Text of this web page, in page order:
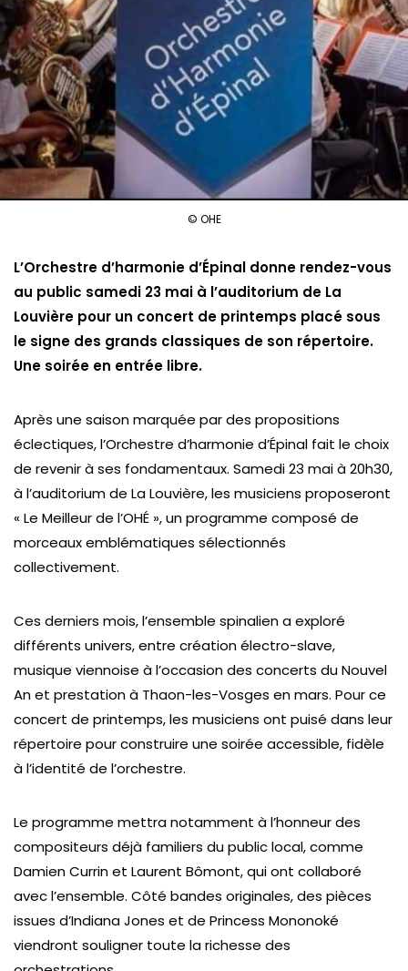
© OHE
L’Orchestre d’harmonie d’Épinal donne rendez-vous
au public samedi 23 mai à l’auditorium de La
Louvière pour un concert de printemps placé sous
le signe des grands classiques de son répertoire.
Une soirée en entrée libre.
Après une saison marquée par des propositions
éclectiques, l’Orchestre d’harmonie d’Épinal fait le choix
de revenir à ses fondamentaux. Samedi 23 mai à 20h30,
à l’auditorium de La Louvière, les musiciens proposeront
« Le Meilleur de l’OHÉ », un programme composé de
morceaux emblématiques sélectionnés
collectivement.
Ces derniers mois, l’ensemble spinalien a exploré
différents univers, entre création électro-slave,
musique viennoise à l’occasion des concerts du Nouvel
An et prestation à Thaon-les-Vosges en mars. Pour ce
concert de printemps, les musiciens ont puisé dans leur
répertoire pour construire une soirée accessible, fidèle
à l’identité de l’orchestre.
Le programme mettra notamment à l’honneur des
compositeurs déjà familiers du public local, comme
Damien Currin et Laurent Bômont, qui ont collaboré
avec l’ensemble. Côté bandes originales, des pièces
issues d’Indiana Jones et de Princess Mononoké
viendront souligner toute la richesse des